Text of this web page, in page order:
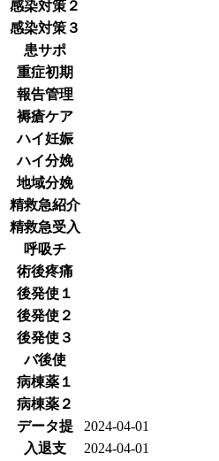
感染対策２
感染対策３
患サポ
重症初期
報告管理
褥瘡ケア
ハイ妊娠
ハイ分娩
地域分娩
精救急紹介
精救急受入
呼吸チ
術後疼痛
後発使１
後発使２
後発使３
バ後使
病棟薬１
病棟薬２
データ提
2024-04-01
入退支
2024-04-01